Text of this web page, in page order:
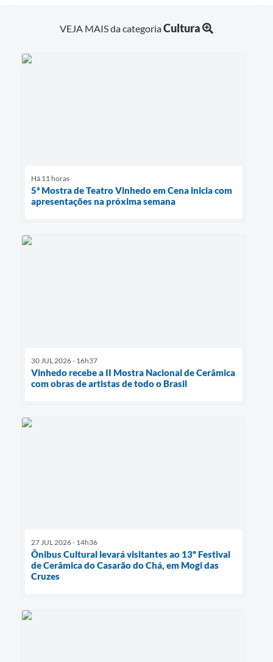
VEJA MAIS da categoriaCultura
Há 11 horas
5ª Mostra de Teatro Vinhedo em Cena inicia com
apresentações na próxima semana
30 JUL 2026 - 16h37
Vinhedo recebe a II Mostra Nacional de Cerâmica
com obras de artistas de todo o Brasil
27 JUL 2026 - 14h36
Ônibus Cultural levará visitantes ao 13º Festival
de Cerâmica do Casarão do Chá, em Mogi das
Cruzes